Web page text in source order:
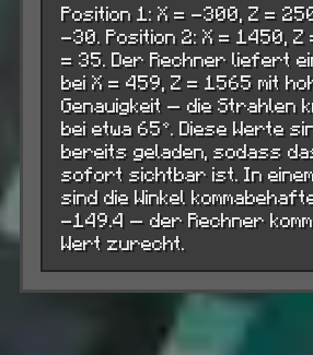
Position 1: X = -300, Z =
-30. Position 2: X = 1450, Z
= 35. Der Rechner liefert
bei X = 459, Z = 1565 mit
Genauigkeit — die Strahlen
bei etwa 65°. Diese Werte
bereits geladen, sodass
sofort sichtbar ist. In
sind die Winkel
-149.4 — der Rechner
Wert zurecht.